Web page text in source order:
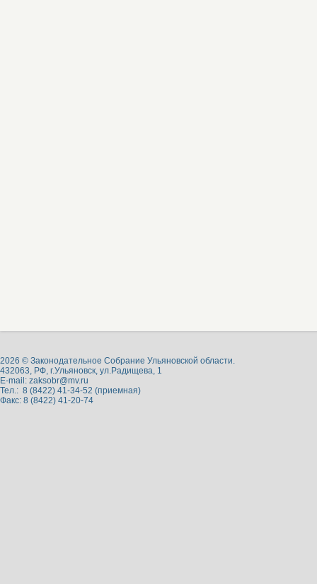
2026 © Законодательное Собрание Ульяновской области.
432063, РФ, г.Ульяновск, ул.Радищева, 1
E-mail: zaksobr@mv.ru
Тел.: 8 (8422) 41-34-52 (приемная)
Факс: 8 (8422) 41-20-74